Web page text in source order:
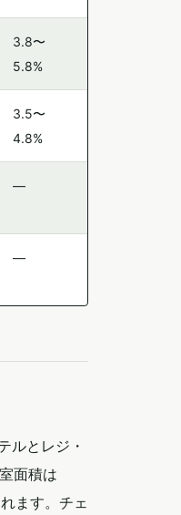
3.8〜
5.8%
3.5〜
4.8%
—
—
ルとレジ・
面積は
ます。チェ